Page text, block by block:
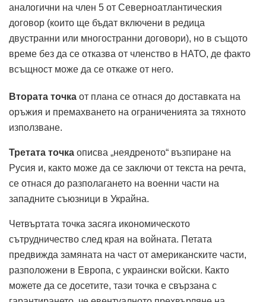
аналогични на член 5 от Северноатлантическия
договор (които ще бъдат включени в редица
двустранни или многостранни договори), но в същото
време без да се отказва от членство в НАТО, де факто
всъщност може да се откаже от него.
Втората точка от плана се отнася до доставката на
оръжия и премахването на ограниченията за тяхното
използване.
Третата точка описва „неядреното“ възпиране на
Русия и, както може да се заключи от текста на речта,
се отнася до разполагането на военни части на
западните съюзници в Украйна.
Четвъртата точка засяга икономическото
сътрудничество след края на войната. Петата
предвижда замяната на част от американските части,
разположени в Европа, с украински войски. Както
можете да се досетите, тази точка е свързана с